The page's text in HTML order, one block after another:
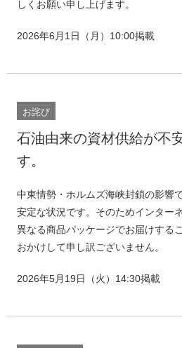
しくお願い申し上げます。
2026年6月1日（月）10:00掲載
お詫び
石油由来の資材供給が不
す。
中東情勢・ホルムズ海峡封鎖の影響
安定な状況です。そのためインター
異なる商品パッケージでお届けする
おかけして申し訳ございません。
2026年5月19日（火）14:30掲載